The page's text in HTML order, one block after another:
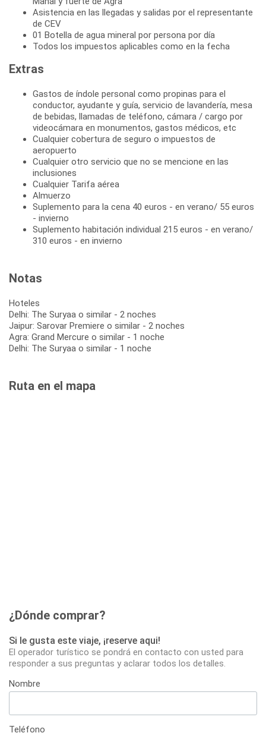
Asistencia en las llegadas y salidas por el representante
de CEV
01 Botella de agua mineral por persona por día
Todos los impuestos aplicables como en la fecha
Extras
Gastos de índole personal como propinas para el
conductor, ayudante y guía, servicio de lavandería, mesa
de bebidas, llamadas de teléfono, cámara / cargo por
videocámara en monumentos, gastos médicos, etc
Cualquier cobertura de seguro o impuestos de
aeropuerto
Cualquier otro servicio que no se mencione en las
inclusiones
Cualquier Tarifa aérea
Almuerzo
Suplemento para la cena 40 euros - en verano/ 55 euros
- invierno
Suplemento habitación individual 215 euros - en verano/
310 euros - en invierno
Notas
Hoteles
Delhi: The Suryaa o similar - 2 noches
Jaipur: Sarovar Premiere o similar - 2 noches
Agra: Grand Mercure o similar - 1 noche
Delhi: The Suryaa o similar - 1 noche
Ruta en el mapa
¿Dónde comprar?
Si le gusta este viaje, ¡reserve aqui!
El operador turístico se pondrá en contacto con usted para
responder a sus preguntas y aclarar todos los detalles.
Nombre
Teléfono